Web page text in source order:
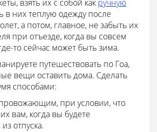
взять их с собой как ручную
в них теплую одежду после
а потом, главное, не забыть их
при отъезде, когда вы совсем
то сейчас может быть зима.
путешествовать по Гоа,
вещи оставить дома. Сделать
способами:
при условии, что
вам, когда вы будете
отпуска.